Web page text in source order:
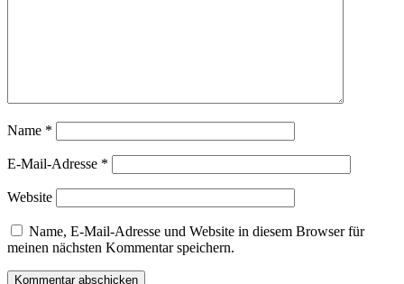
Name *
E-Mail-Adresse *
Website
Name, E-Mail-Adresse und Website in diesem Browser für
meinen nächsten Kommentar speichern.